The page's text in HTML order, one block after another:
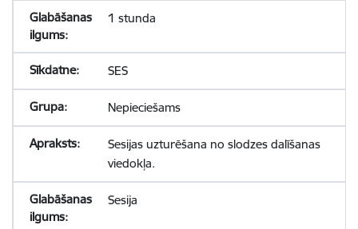
1 stunda
SES
Nepieciešams
Sesijas uzturēšana no slodzes dalīšanas
viedokļa.
Sesija